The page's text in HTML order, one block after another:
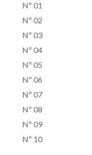
Nº 01
Nº 02
Nº 03
Nº 04
Nº 05
Nº 06
Nº 07
Nº 08
Nº 09
Nº 10